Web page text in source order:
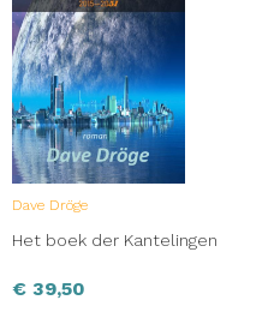
Dave Dröge
Het boek der Kantelingen
€ 39,50